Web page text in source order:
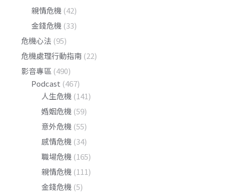
親情危機 (42)
金錢危機 (33)
危機心法 (95)
危機處理行動指南 (22)
影音專區 (490)
Podcast (467)
人生危機 (141)
婚姻危機 (59)
意外危機 (55)
感情危機 (34)
職場危機 (165)
親情危機 (111)
金錢危機 (5)